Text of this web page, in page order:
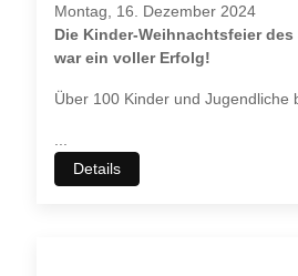
Montag, 16. Dezember 2024
Die Kinder-Weihnachtsfeier des
war ein voller Erfolg!
Über 100 Kinder und Jugendliche
Details